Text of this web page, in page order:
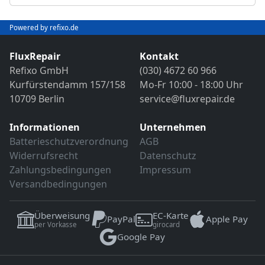
Sollten weitere Defekte festgestellt werden,
erfolgt eine Reparatur ausschließlich nach
vorheriger Rücksprache.
Bild- und Funktionstest
VDE-Sicherheitsprüfung
Sollten weitere Defekte festgestellt werden,
erfolgt eine Reparatur ausschließlich nach
vorheriger Rücksprache.
Powered by refixo.de
FluxRepair
Refixo GmbH
Kurfürstendamm 157/158
10709 Berlin
Kontakt
(030) 4672 60 966
Mo-Fr 10:00 - 18:00 Uhr
service@fluxrepair.de
Informationen
Batterieschutzverordnung
Widerrufsrecht
Zahlungsbedingungen
Versandbedingungen
Unternehmen
AGB
Datenschutz
Impressum
Überweisung
per Vorkasse PayPal EC-Karte
girocard
Apple Pay
Google Pay